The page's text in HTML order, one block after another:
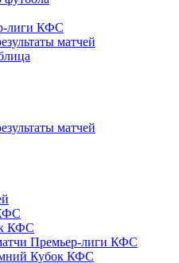
лиги КФС
матчей
матчей
КФС
Премьер-лиги КФС
Кубок КФС